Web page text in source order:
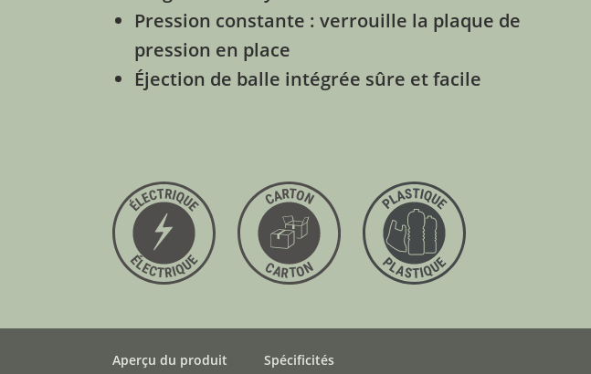
Pression constante : verrouille la plaque de
pression en place
Éjection de balle intégrée sûre et facile
Aperçu du produit Spécificités